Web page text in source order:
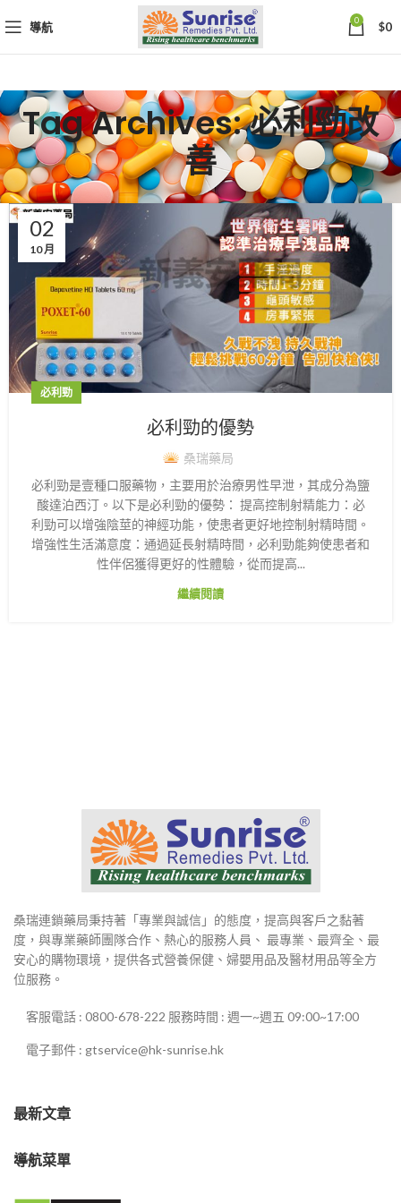
導航 0 $0
Tag Archives: 必利勁改
善
02
10 月
必利勁
必利勁的優勢
桑瑞藥局
必利勁是壹種口服藥物，主要用於治療男性早泄，其成分為鹽
酸達泊西汀。以下是必利勁的優勢： 提高控制射精能力：必
利勁可以增強陰莖的神經功能，使患者更好地控制射精時間。
增強性生活滿意度：通過延長射精時間，必利勁能夠使患者和
性伴侶獲得更好的性體驗，從而提高...
繼續閱讀
桑瑞連鎖藥局秉持著「專業與誠信」的態度，提高與客戶之黏著
度，與專業藥師團隊合作、熱心的服務人員、 最專業、最齊全、最
安心的購物環境，提供各式營養保健、婦嬰用品及醫材用品等全方
位服務。
客服電話 : 0800-678-222 服務時間 : 週一~週五 09:00~17:00
電子郵件 : gtservice@hk-sunrise.hk
最新文章
導航菜單